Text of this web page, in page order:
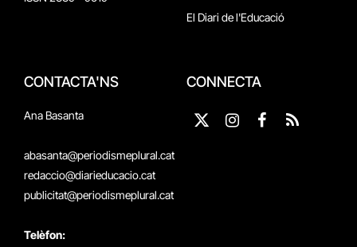
El Diari de l'Educació
CONTACTA'NS
Ana Basanta
abasanta@periodismeplural.cat
redaccio@diarieducacio.cat
publicitat@periodismeplural.cat
Telèfon:
CONNECTA
X
Instagram
Facebook
RSS